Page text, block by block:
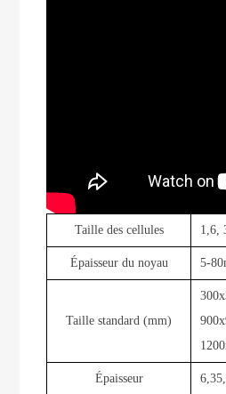
Taille des cellules 1,6,
Épaisseur du noyau 5-
Taille standard (mm)
Épaisseur